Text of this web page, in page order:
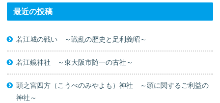
最近の投稿
若江城の戦い ～戦乱の歴史と足利義昭～
若江鏡神社 ～東大阪市随一の古社～
頭之宮四方（こうべのみやよも）神社 ～頭に関するご利益の
神社～